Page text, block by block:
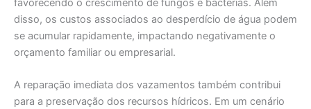
favorecendo o crescimento de fungos e bactérias. Além
disso, os custos associados ao desperdício de água podem
se acumular rapidamente, impactando negativamente o
orçamento familiar ou empresarial.
A reparação imediata dos vazamentos também contribui
para a preservação dos recursos hídricos. Em um cenário